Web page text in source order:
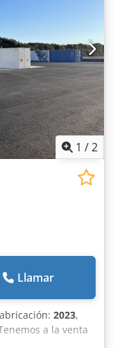
1 /2
Llamar
2023,
a la venta
3 unidades de